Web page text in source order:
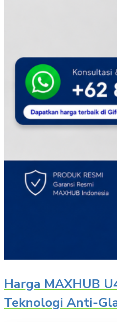
Harga MAXHUB
Teknologi Anti-